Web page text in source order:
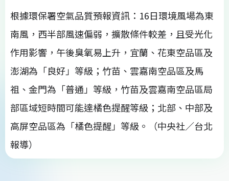
根據環保署空氣品質預報資訊：16日環境風場為東
南風，西半部風速偏弱，擴散條件較差，且受光化
作用影響，午後臭氧易上升，宜蘭、花東空品區及
澎湖為「良好」等級；竹苗、雲嘉南空品區及馬
祖、金門為「普通」等級，竹苗及雲嘉南空品區局
部區域短時間可能達橘色提醒等級；北部、中部及
高屏空品區為「橘色提醒」等級。（中央社／台北
報導）